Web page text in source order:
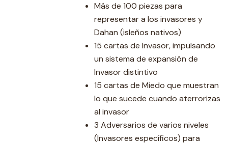
Más de 100 piezas para
representar a los invasores y
Dahan (isleños nativos)
15 cartas de Invasor, impulsando
un sistema de expansión de
Invasor distintivo
15 cartas de Miedo que muestran
lo que sucede cuando aterrorizas
al invasor
3 Adversarios de varios niveles
(Invasores específicos) para